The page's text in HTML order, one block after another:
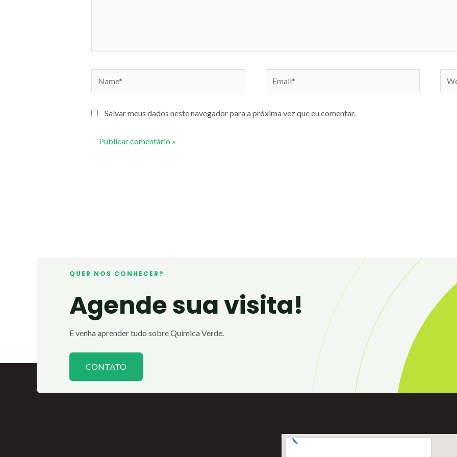
Name* Email*
Salvar meus dados neste navegador para a próxima vez que eu comentar.
QUER NOS CONHECER?
Agende sua visita!
E venha aprender tudo sobre Química Verde.
CONTATO